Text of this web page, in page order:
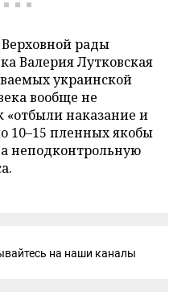
рады
Валерия Лутковская
украинской
вообще не
«отбыли наказание и
10–15 пленных якобы
неподконтрольную
на наши каналы